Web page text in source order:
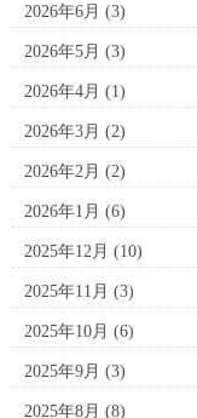
2026年6月 (3)
2026年5月 (3)
2026年4月 (1)
2026年3月 (2)
2026年2月 (2)
2026年1月 (6)
2025年12月 (10)
2025年11月 (3)
2025年10月 (6)
2025年9月 (3)
2025年8月 (8)